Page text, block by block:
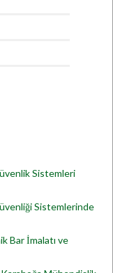
Sistemleri
Sistemlerinde
Bar İmalatı ve